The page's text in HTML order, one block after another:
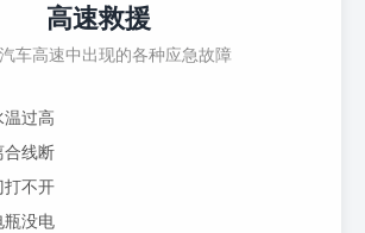
高速救援
车高速中出现的各种应急故障
过高
合线断
打不开
瓶没电